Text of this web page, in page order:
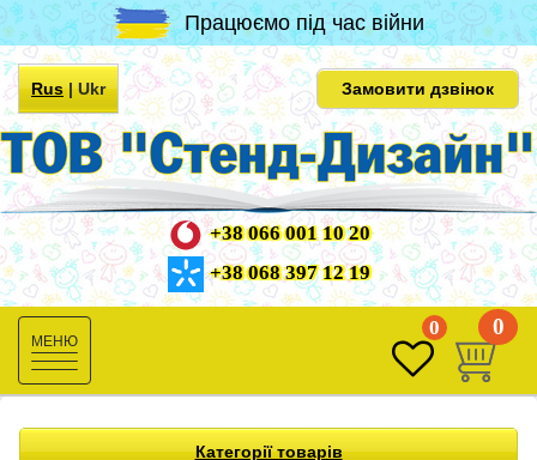
Працюємо під час війни
Rus|Ukr Замовити дзвінок
+38 066 001 10 20
+38 068 397 12 19
Toggle
navigation
0 0
Категорії товарів